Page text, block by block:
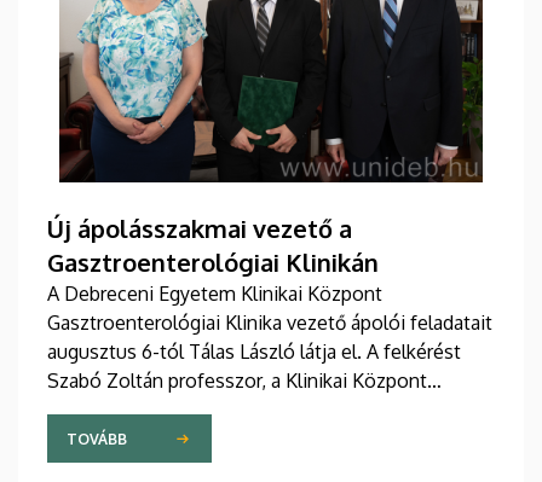
Új ápolásszakmai vezető a
Gasztroenterológiai Klinikán
A Debreceni Egyetem Klinikai Központ
Gasztroenterológiai Klinika vezető ápolói feladatait
augusztus 6-tól Tálas László látja el. A felkérést
Szabó Zoltán professzor, a Klinikai Központ
elnöke, valamint Szőllősi Anna ápolási és
szakdolgozói igazgató adta át pénteken
ünnepélyes keretek között az Elnöki Hivatalban.
TOVÁBB